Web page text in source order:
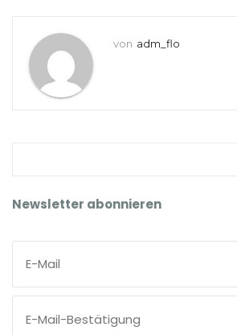
von adm_flo
Newsletter abonnieren